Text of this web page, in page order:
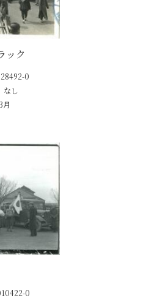
ック
0
なし
月
0